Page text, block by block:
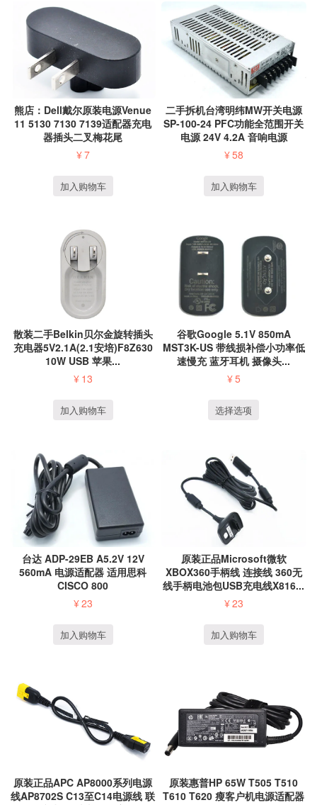
熊店：Dell戴尔原装电源Venue
11 5130 7130 7139适配器充电
器插头二叉梅花尾
¥7
加入购物车
二手拆机台湾明纬MW开关电源
SP-100-24 PFC功能全范围开关
电源 24V 4.2A 音响电源
¥58
加入购物车
散装二手Belkin贝尔金旋转插头
充电器5V2.1A(2.1安培)F8Z630
10W USB 苹果...
¥ 13
加入购物车
谷歌Google 5.1V 850mA
MST3K-US 带线损补偿小功率低
速慢充 蓝牙耳机 摄像头...
¥5
选择选项
台达 ADP-29EB A5.2V 12V
560mA 电源适配器 适用思科
CISCO 800
¥23
加入购物车
原装正品Microsoft微软
XBOX360手柄线 连接线 360无
线手柄电池包USB充电线X816...
¥23
加入购物车
原装正品APC AP8000系列电源
线AP8702S C13至C14电源线 联
原装惠普HP 65W T505 T510
T610 T620 瘦客户机电源适配器